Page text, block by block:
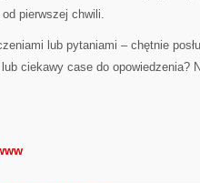
pierwszej chwili.
lub pytaniami – chętnie
ciekawy case do opowiedzenia?